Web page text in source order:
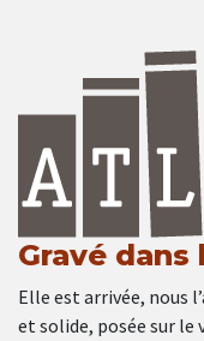
Gravé dans
Elle est arrivée, nous
et solide, posée sur le